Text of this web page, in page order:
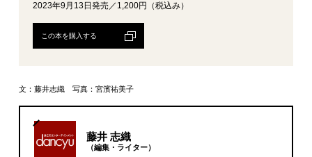
2023年9月13日発売／1,200円（税込み）
この本を購入する
文：藤井志織 写真：宮濱祐美子
藤井 志織
（編集・ライター）